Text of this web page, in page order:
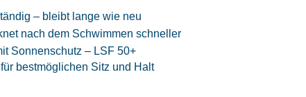
– bleibt lange wie neu
nach dem Schwimmen schneller
Sonnenschutz – LSF 50+
für bestmöglichen Sitz und Halt